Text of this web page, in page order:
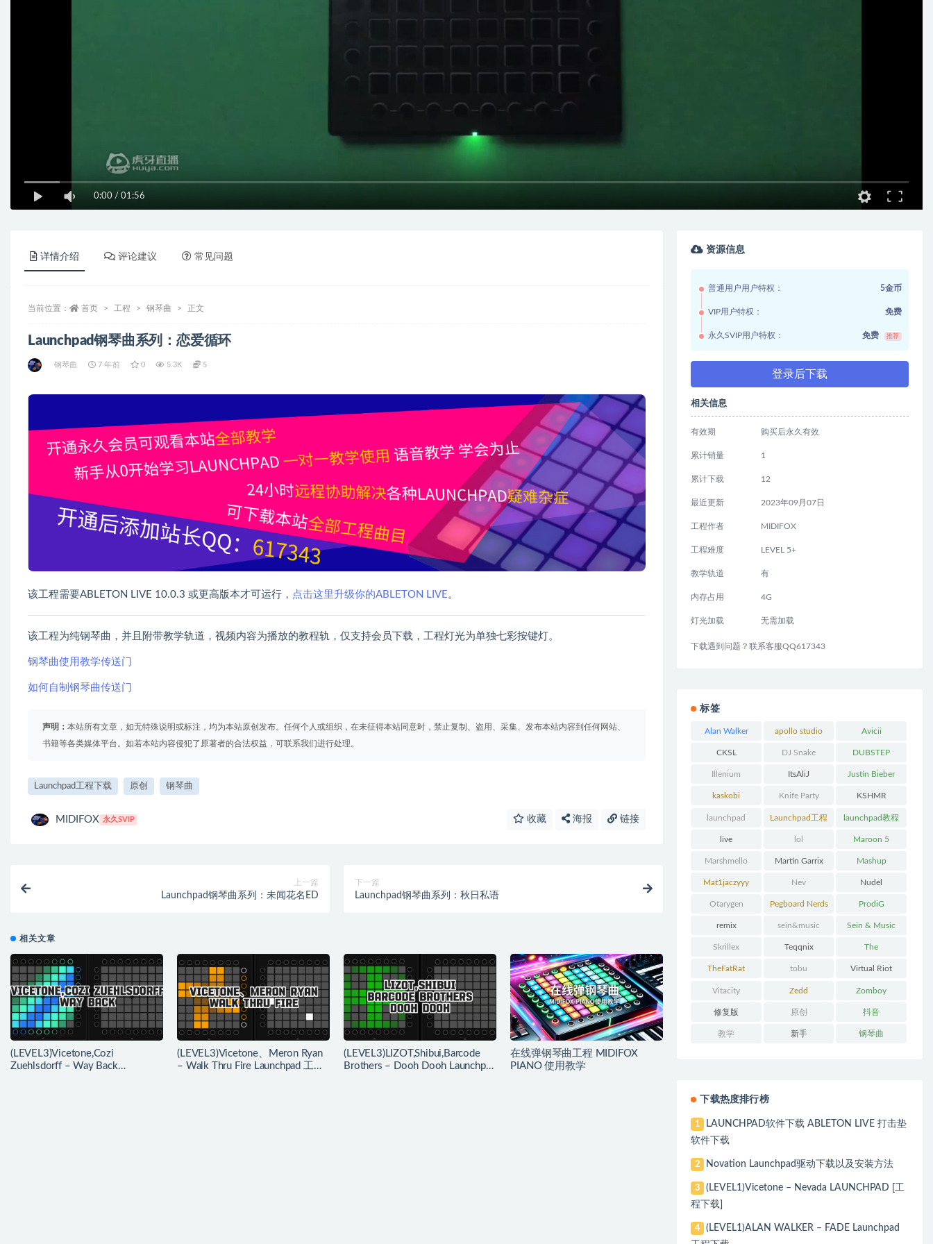
0:00 / 01:56
详情介绍 评论建议 常见问题
当前位置： 首页 工程 钢琴曲 正文
Launchpad钢琴曲系列：恋爱循环
钢琴曲 7 年前 0 5.3K 5
该工程需要ABLETON LIVE 10.0.3 或更高版本才可运行， 点击这里升级你的ABLETON LIVE。
该工程为纯钢琴曲，并且附带教学轨道，视频内容为播放的教程轨，仅支持会员下载，工程灯光为单独七彩按键灯。
钢琴曲使用教学传送门
如何自制钢琴曲传送门
声明： 本站所有文章，如无特殊说明或标注，均为本站原创发布。任何个人或组织，在未征得本站同意时，禁止复制、盗用、采集、发布本站内容到任何网站、
书籍等各类媒体平台。如若本站内容侵犯了原著者的合法权益，可联系我们进行处理。
Launchpad工程下载 原创 钢琴曲
MIDIFOX 永久SVIP 收藏 海报 链接
上一篇
Launchpad钢琴曲系列：未闻花名ED
下一篇
Launchpad钢琴曲系列：秋日私语
相关文章
(LEVEL3)Vicetone,Cozi
Zuehlsdorff – Way Back
(LEVEL3)Vicetone、Meron Ryan
– Walk Thru Fire Launchpad 工程
(LEVEL3)LIZOT,Shibui,Barcode
Brothers – Dooh Dooh Launchpad
在线弹钢琴曲工程 MIDIFOX
PIANO 使用教学
资源信息
普通用户用户特权： 5金币
VIP用户特权： 免费
永久SVIP用户特权： 免费 推荐
登录后下载
相关信息
有效期 购买后永久有效
累计销量 1
累计下载 12
最近更新 2023年09月07日
工程作者 MIDIFOX
工程难度 LEVEL 5+
教学轨道 有
内存占用 4G
灯光加载 无需加载
下载遇到问题？联系客服QQ617343
标签
Alan Walker apollo studio Avicii
CKSL DJ Snake DUBSTEP
Illenium ItsAliJ Justin Bieber
kaskobi Knife Party KSHMR
launchpad Launchpad工程
下载
launchpad教程
live lol Maroon 5
Marshmello Martin Garrix Mashup
Mat1jaczyyy Nev Nudel
Otarygen Pegboard Nerds ProdiG
remix sein&music Sein & Music
Skrillex Teqqnix The
Chainsmokers
TheFatRat tobu Virtual Riot
Vitacity Zedd Zomboy
修复版 原创 抖音
教学 新手 钢琴曲
下载热度排行榜
1
LAUNCHPAD软件下载 ABLETON LIVE 打击垫
软件下载
2 Novation Launchpad驱动下载以及安装方法
3
(LEVEL1)Vicetone – Nevada LAUNCHPAD [工
程下载]
4
(LEVEL1)ALAN WALKER – FADE Launchpad